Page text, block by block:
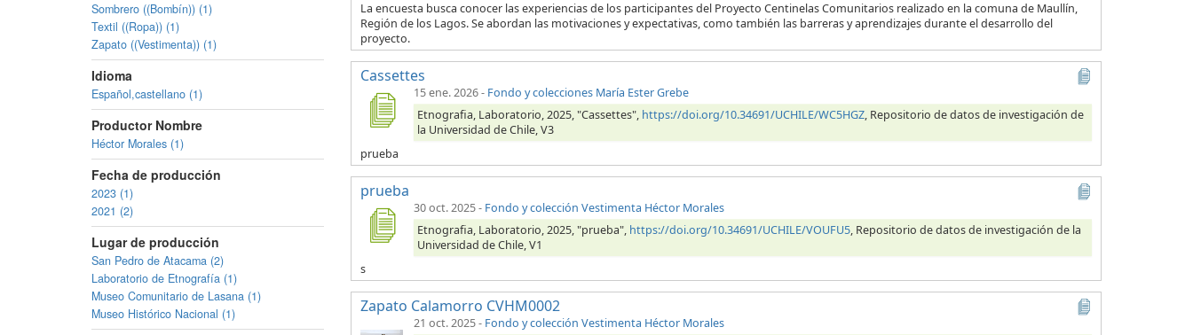
Sombrero ((Bombín)) (1)
Textil ((Ropa)) (1)
Zapato ((Vestimenta)) (1)
Idioma
Español,castellano (1)
Productor Nombre
Héctor Morales (1)
Fecha de producción
2023 (1)
2021 (2)
Lugar de producción
San Pedro de Atacama (2)
Laboratorio de Etnografía (1)
Museo Comunitario de Lasana (1)
Museo Histórico Nacional (1)
La encuesta busca conocer las experiencias de los participantes del Proyecto Centinelas Comunitarios realizado en la comuna de Maullín,
Región de los Lagos. Se abordan las motivaciones y expectativas, como también las barreras y aprendizajes durante el desarrollo del
proyecto.
Cassettes
15 ene. 2026- Fondo y colecciones María Ester Grebe
Etnografia, Laboratorio, 2025, "Cassettes", https://doi.org/10.34691/UCHILE/WC5HGZ, Repositorio de datos de investigación de
la Universidad de Chile, V3
prueba
prueba
30 oct. 2025- Fondo y colección Vestimenta Héctor Morales
Etnografia, Laboratorio, 2025, "prueba", https://doi.org/10.34691/UCHILE/VOUFU5, Repositorio de datos de investigación de la
Universidad de Chile, V1
s
Zapato Calamorro CVHM0002
21 oct. 2025- Fondo y colección Vestimenta Héctor Morales